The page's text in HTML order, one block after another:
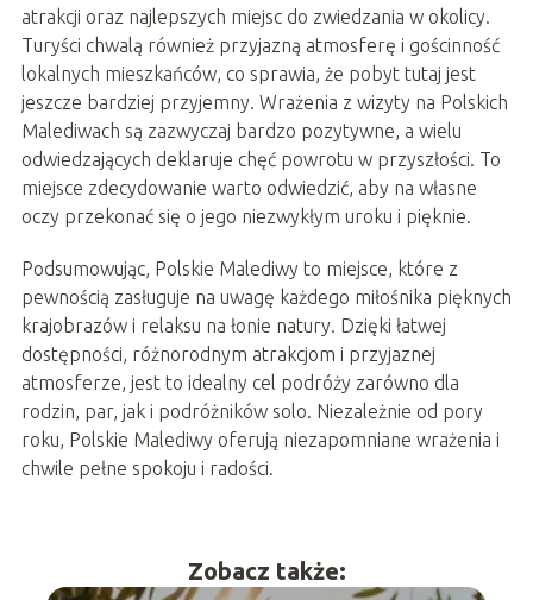
atrakcji oraz najlepszych miejsc do zwiedzania w okolicy.
Turyści chwalą również przyjazną atmosferę i gościnność
lokalnych mieszkańców, co sprawia, że pobyt tutaj jest
jeszcze bardziej przyjemny. Wrażenia z wizyty na Polskich
Malediwach są zazwyczaj bardzo pozytywne, a wielu
odwiedzających deklaruje chęć powrotu w przyszłości. To
miejsce zdecydowanie warto odwiedzić, aby na własne
oczy przekonać się o jego niezwykłym uroku i pięknie.
Podsumowując, Polskie Malediwy to miejsce, które z
pewnością zasługuje na uwagę każdego miłośnika pięknych
krajobrazów i relaksu na łonie natury. Dzięki łatwej
dostępności, różnorodnym atrakcjom i przyjaznej
atmosferze, jest to idealny cel podróży zarówno dla
rodzin, par, jak i podróżników solo. Niezależnie od pory
roku, Polskie Malediwy oferują niezapomniane wrażenia i
chwile pełne spokoju i radości.
Zobacz także: